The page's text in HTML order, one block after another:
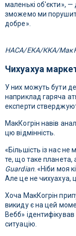
маленькі об'єкти», —
зможемо ми
добре».
НАСА/ЕКА/ККА/
Чихуахуа
У них можуть бути
наприклад гаряча
експерти
МакКогрін навів
цю відмінність.
«Більшість із нас
те, що таке планета,
Guardian. «Ніби моя
Але це не чихуахуа,
Хоча МакКогрін
викиду є на цей
Вебб»
ситуацію.